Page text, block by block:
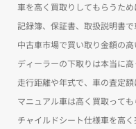
車を高く買取りしてもらうた
記録簿、保証書、取扱説明書
中古車市場で買い取り金額の
ディーラーの下取りは本当に
走行距離や年式で、車の査定
マニュアル車は高く買取っても
チャイルドシート仕様車を高